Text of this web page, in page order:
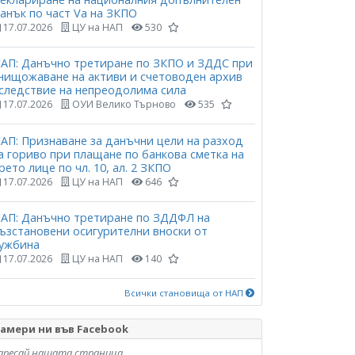
по част Vа на ЗКПО
17.07.2026 ЦУ на НАП 530
Данъчно третиране по ЗКПО и ЗДДС при
на активи и счетоводен архив
на непреодолима сила
17.07.2026 ОУИ Велико Търново 535
Признаване за данъчни цели на разход
гориво при плащане по банкова сметка на
лице по чл. 10, ал. 2 ЗКПО
17.07.2026 ЦУ на НАП 646
Данъчно третиране по ЗДДФЛ на
осигурителни вноски от
17.07.2026 ЦУ на НАП 140
Всички становища от НАП
ни във Facebook